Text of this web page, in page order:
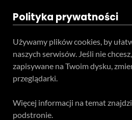
Polityka prywatności
Używamy plików cookies, by
naszych serwisów. Jeśli nie
zapisywane na Twoim dysku,
przeglądarki.
Więcej informacji na temat
podstronie.